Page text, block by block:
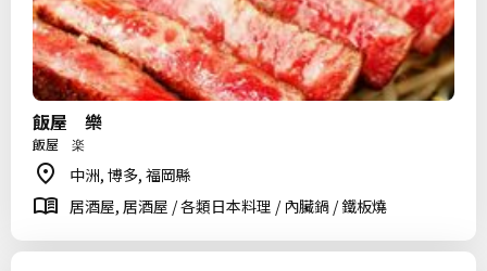
飯屋 樂
飯屋 楽
中洲, 博多, 福岡縣
居酒屋, 居酒屋 / 各類日本料理 / 內臟鍋 / 鐵板燒